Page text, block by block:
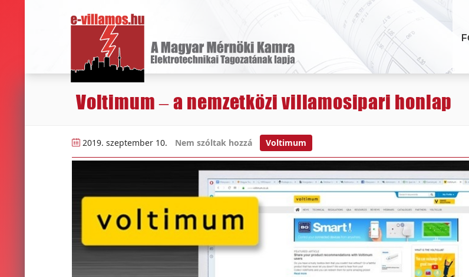
Voltimum – a nemzetközi villamosipari honlap
2019. szeptember 10. Nem szóltak hozzá Voltimum